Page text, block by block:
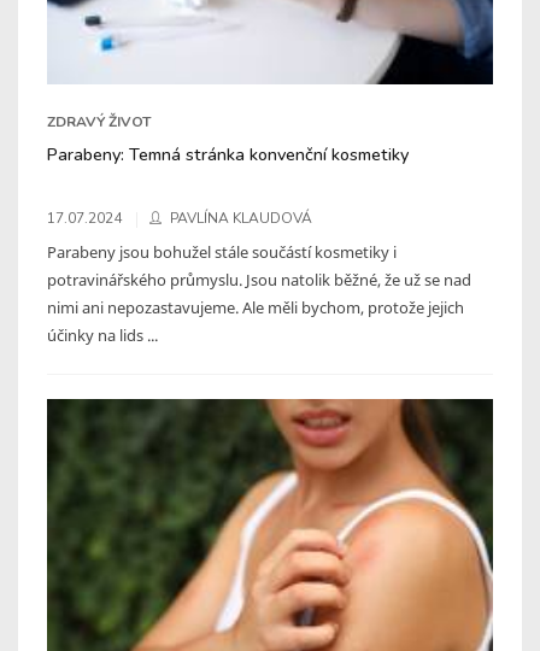
ZDRAVÝ ŽIVOT
Parabeny: Temná stránka konvenční kosmetiky
17.07.2024 PAVLÍNA KLAUDOVÁ
Parabeny jsou bohužel stále součástí kosmetiky i
potravinářského průmyslu. Jsou natolik běžné, že už se nad
nimi ani nepozastavujeme. Ale měli bychom, protože jejich
účinky na lids ...